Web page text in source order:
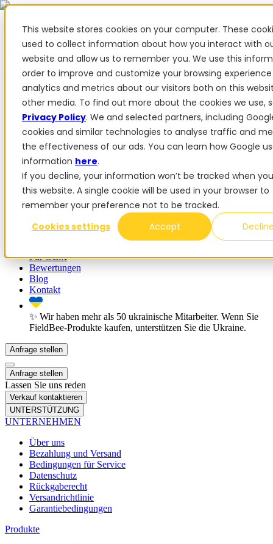
This website stores cookies on your computer. These
used to collect information about how you interact with
website and allow us to remember you. We use this
order to improve and customize your browsing
analytics and metrics about our visitors both on this
other media. To find out more about the cookies we use,
Privacy Policy. We and selected partners, including
cookies and similar technologies to analyse traffic and
the effectiveness of our ads. You can learn how Google
information here.
If you decline, your information won’t be tracked when
this website. A single cookie will be used in your browser to
remember your preference not to be tracked.
Cookies settings
Accept
✨ Wir haben mehr als 50 ukrainische Mitarbeiter. Wenn Sie
FieldBee-Produkte kaufen, unterstützen Sie die Ukraine.
Produkte
Produkte
PowerSteer™PowerSteer ReadyPowerGuideISOBUS
Add-ons
Navigations-AppRTK BasisstationTablet-KitImplement
Section Display
Control Switch PanelPowerWheel-Kit1-
jährige Premium-Garantie
Für OEM
Bewertungen
Blog
Kontakt
✨ Wir haben mehr als 50 ukrainische Mitarbeiter. Wenn Sie
FieldBee-Produkte kaufen, unterstützen Sie die Ukraine.
Anfrage stellen
Anfrage stellen
Lassen Sie uns reden
Verkauf kontaktieren
UNTERSTÜTZUNG
UNTERNEHMEN
Über uns
Bezahlung und Versand
Bedingungen für Service
Datenschutz
Rückgaberecht
Versandrichtlinie
Garantiebedingungen
Produkte